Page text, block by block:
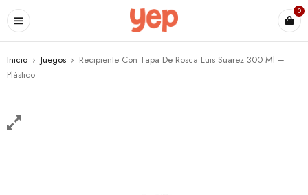
0
Inicio › Juegos › Recipiente Con Tapa De Rosca Luis Suarez 300 Ml –
Plástico